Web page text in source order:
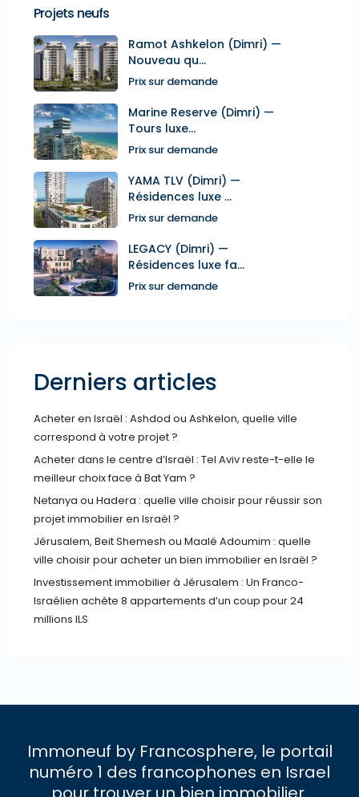
Projets neufs
Ramot Ashkelon (Dimri) —
Nouveau qu...
Prix sur demande
Marine Reserve (Dimri) —
Tours luxe...
Prix sur demande
YAMA TLV (Dimri) —
Résidences luxe ...
Prix sur demande
LEGACY (Dimri) —
Résidences luxe fa...
Prix sur demande
Derniers articles
Acheter en Israël : Ashdod ou Ashkelon, quelle ville
correspond à votre projet ?
Acheter dans le centre d’Israël : Tel Aviv reste-t-elle le
meilleur choix face à Bat Yam ?
Netanya ou Hadera : quelle ville choisir pour réussir son
projet immobilier en Israël ?
Jérusalem, Beit Shemesh ou Maalé Adoumim : quelle
ville choisir pour acheter un bien immobilier en Israël ?
Investissement immobilier à Jérusalem : Un Franco-
Israélien achète 8 appartements d’un coup pour 24
millions ILS
Immoneuf by Francosphere, le portail
numéro 1 des francophones en Israel